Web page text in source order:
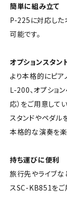
簡単に組み立て
P-225に対応した
可能です。
オプションスタン
より本格的にピア
L-200、オプショ
応）をご用意してい
スタンドやペダル
本格的な演奏を楽
持ち運びに便利
旅行先やライブな
スSC-KB851をご